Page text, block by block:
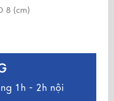
8 (cm)
1h - 2h nội